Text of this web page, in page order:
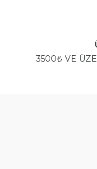
3500₺ VE